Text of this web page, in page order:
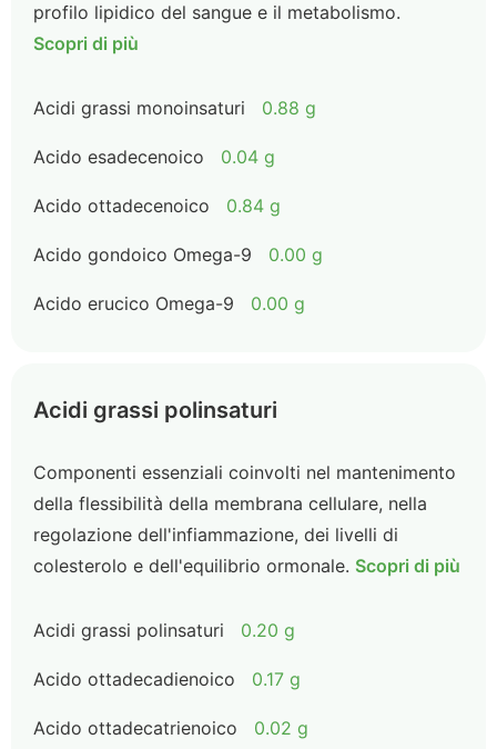
profilo lipidico del sangue e il metabolismo.
Scopri di più
Acidi grassi monoinsaturi 0.88 g
Acido esadecenoico 0.04 g
Acido ottadecenoico 0.84 g
Acido gondoico Omega-9 0.00 g
Acido erucico Omega-9 0.00 g
Acidi grassi polinsaturi
Componenti essenziali coinvolti nel mantenimento
della flessibilità della membrana cellulare, nella
regolazione dell'infiammazione, dei livelli di
colesterolo e dell'equilibrio ormonale. Scopri di più
Acidi grassi polinsaturi 0.20 g
Acido ottadecadienoico 0.17 g
Acido ottadecatrienoico 0.02 g